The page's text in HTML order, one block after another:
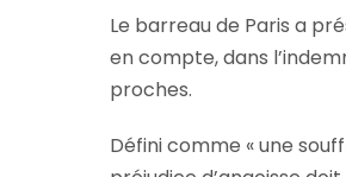
Le barreau de Paris a
en compte, dans
proches.
Défini comme « une